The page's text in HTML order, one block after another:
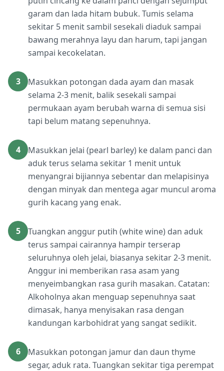
garam dan lada hitam bubuk. Tumis selama
sekitar 5 menit sambil sesekali diaduk sampai
bawang merahnya layu dan harum, tapi jangan
sampai kecokelatan.
3
Masukkan potongan dada ayam dan masak
selama 2-3 menit, balik sesekali sampai
permukaan ayam berubah warna di semua sisi
tapi belum matang sepenuhnya.
4
Masukkan jelai (pearl barley) ke dalam panci dan
aduk terus selama sekitar 1 menit untuk
menyangrai bijiannya sebentar dan melapisinya
dengan minyak dan mentega agar muncul aroma
gurih kacang yang enak.
5
Tuangkan anggur putih (white wine) dan aduk
terus sampai cairannya hampir terserap
seluruhnya oleh jelai, biasanya sekitar 2-3 menit.
Anggur ini memberikan rasa asam yang
menyeimbangkan rasa gurih masakan. Catatan:
Alkoholnya akan menguap sepenuhnya saat
dimasak, hanya menyisakan rasa dengan
kandungan karbohidrat yang sangat sedikit.
6
Masukkan potongan jamur dan daun thyme
segar, aduk rata. Tuangkan sekitar tiga perempat